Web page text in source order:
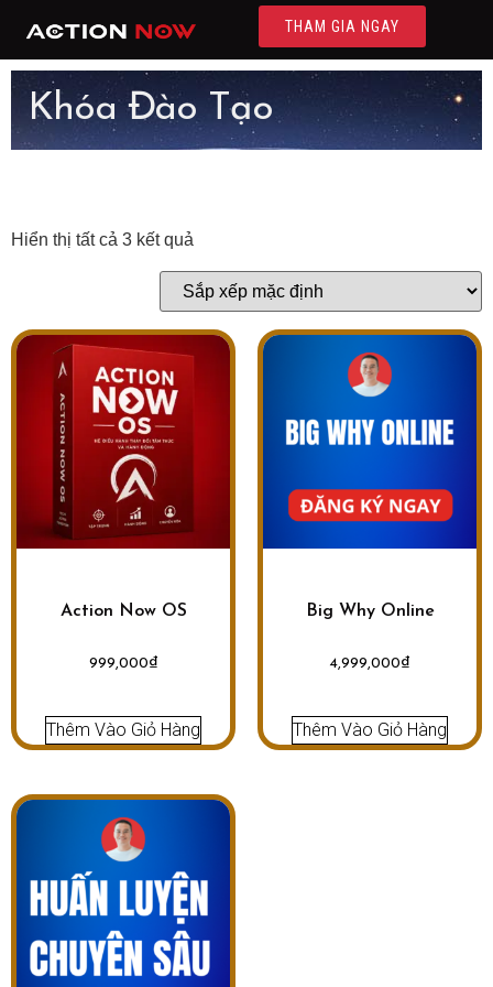
THAM GIA NGAY
Khóa Đào Tạo
Hiển thị tất cả 3 kết quả
Action Now OS
999,000₫
Thêm Vào Giỏ Hàng
Big Why Online
4,999,000₫
Thêm Vào Giỏ Hàng